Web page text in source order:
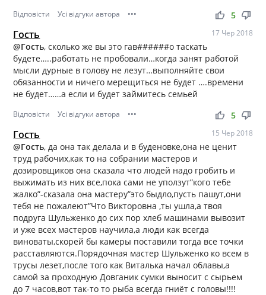
Відповісти Усі відгуки автора ••• thumb_up thumb_down
5
Гость 17 Чер 2018
@Гость, сколько же вы это гав######о таскать
будете…..работать не пробовали…когда занят работой
мысли дурные в голову не лезут…выполняйте свои
обязанности и ничего мерещиться не будет ….времени
не будет……а если и будет займитесь семьей
Відповісти Усі відгуки автора ••• thumb_up thumb_down
5
Гость 15 Чер 2018
@Гость, да она так делала и в буденовке,она не ценит
труд рабочих,как то на собрании мастеров и
дозировщиков она сказала что людей надо гробить и
выжимать из них все,пока сами не уползут”кого тебе
жалко”-сказала она мастеру”это быдло,пусть пашут,они
тебя не пожалеют”Что Викторовна ,ты ушла,а твоя
подруга Шульженко до сих пор хлеб машинами вывозит
и уже всех мастеров научила,а люди как всегда
виноваты,скорей бы камеры поставили тогда все точки
расставляются.Порядочная мастер Шульженко ко всем в
трусы лезет,после того как Виталька начал облавы,а
самой за проходную Довганик сумки выносит с сырьем
до 7 часов,вот так-то то рыба всегда гниёт с головы!!!!